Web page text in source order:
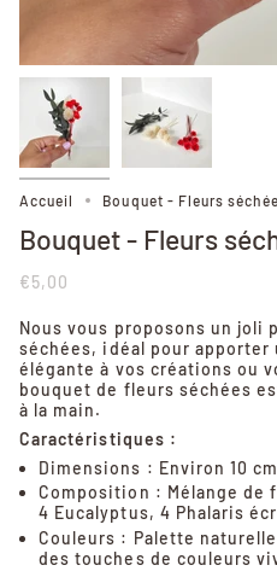
Accueil Bouquet - Fleurs
Bouquet - Fleurs
€5,00
Nous vous proposons un joli
séchées, idéal pour
élégante à vos créations ou
bouquet de fleurs séchées
à la main.
Caractéristiques :
Dimensions : Environ 10
Composition : Mélange de
4 Eucalyptus, 4 Phalaris
Couleurs : Palette
des touches de couleurs